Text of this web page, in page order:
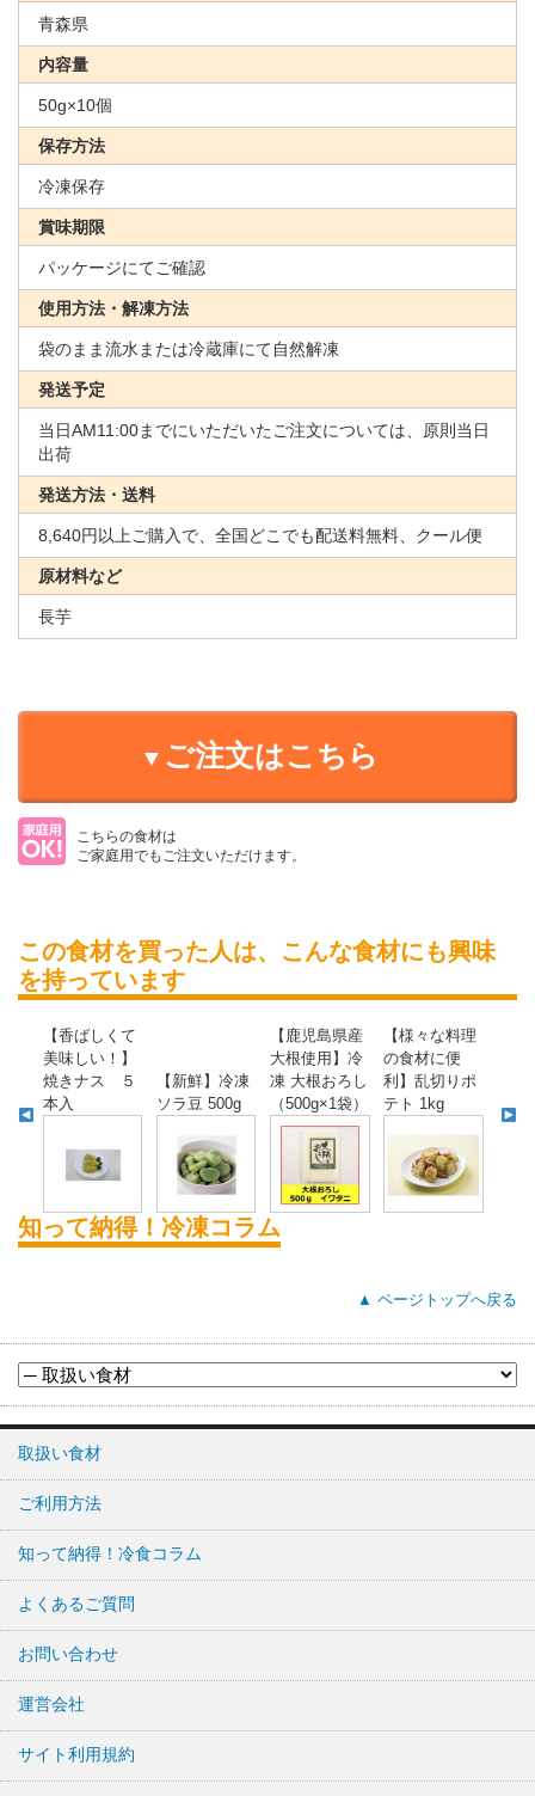
青森県
内容量
50g×10個
保存方法
冷凍保存
賞味期限
パッケージにてご確認
使用方法・解凍方法
袋のまま流水または冷蔵庫にて自然解凍
発送予定
当日AM11:00までにいただいたご注文については、原則当日
出荷
発送方法・送料
8,640円以上ご購入で、全国どこでも配送料無料、クール便
原材料など
長芋
ご注文はこちら
こちらの食材は
ご家庭用でもご注文いただけます。
この食材を買った人は、こんな食材にも興味
を持っています
【香ばしくて
美味しい！】
焼きナス ５
本入
【新鮮】冷凍
ソラ豆 500g
【鹿児島県産
大根使用】冷
凍 大根おろし
（500g×1袋）
【様々な料理
の食材に便
利】乱切りポ
テト 1kg
知って納得！冷凍コラム
▲ ページトップへ戻る
取扱い食材
ご利用方法
知って納得！冷食コラム
よくあるご質問
お問い合わせ
運営会社
サイト利用規約